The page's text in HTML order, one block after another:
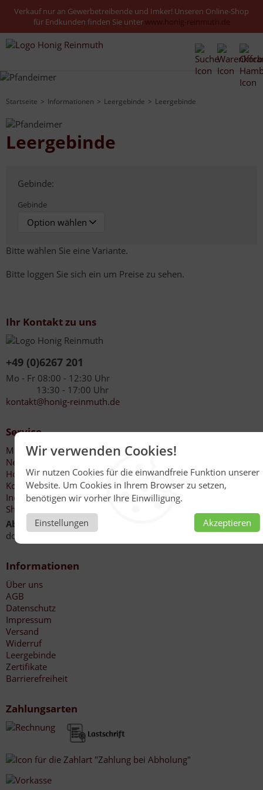
Wir verwenden Cookies!
Wir nutzen Cookies für die einwandfreie Funktion unserer
Website. Um Cookies in Ihrem Browser zu setzen,
benötigen wir vorher Ihre Einwilligung.
Einstellungen Akzeptieren
Verkauf nur an Gewerbetreibende und Imker! Unseren Online-Shop
für Endkunden finden Sie unter www.honig-reinmuth.de
Startseite Informationen Leergebinde Leergebinde
Leergebinde
Gebinde:
Gebinde
Bitte wählen Sie eine Variante.
Bitte loggen Sie sich ein um Preise zu sehen.
Ihr Kontakt zu uns
+49 (0)6267 201
Mo - Fr 08:00 - 12:30 Uhr
13:30 - 17:00 Uhr
kontakt@honig-reinmuth.de
Service
Mein Konto
Newsletter
Honigankauf Imker
Kontakt
Individuelle Anfragen
Shop für Endkunden
Abholungnur nach Voranmeldung dienstags und
donnerstags von 8:00 - 12:30 Uhr möglich!
Informationen
Über uns
AGB
Datenschutz
Impressum
Versand
Widerruf
Leergebinde
Zertifikate
Barrierefreiheit
Zahlungsarten